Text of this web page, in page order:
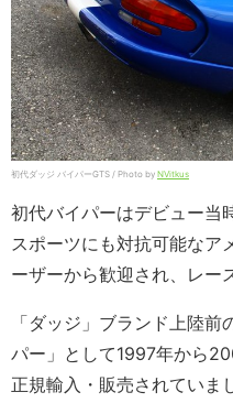
初代ダッジ バイパーGTS / Photo by NVitkus
初代バイパーはデビュー当
スポーツにも対抗可能なア
ーザーから歓迎され、レー
「ダッジ」ブランド上陸
パー」として1997年から
正規輸入・販売されていま